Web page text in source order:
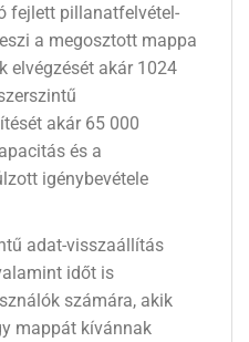
fejlett pillanatfelvétel-
a megosztott mappa
elvégzését akár 1024
akár 65 000
és a
igénybevétele
adat-visszaállítás
időt is
számára, akik
mappát kívánnak